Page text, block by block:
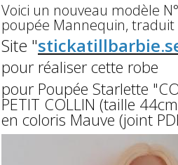
Voici un nouveau modèle
poupée Mannequin,
Site "
pour réaliser cette robe
pour Poupée Starlette
PETIT COLLIN (taille
en coloris Mauve (joint